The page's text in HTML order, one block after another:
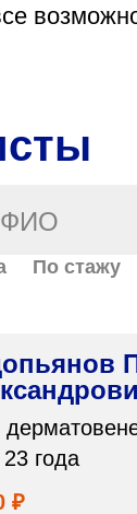
По стажу
года
₽